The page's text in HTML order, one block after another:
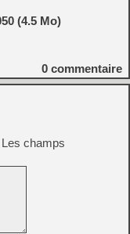
(4.5 Mo)
0 commentaire
Les champs